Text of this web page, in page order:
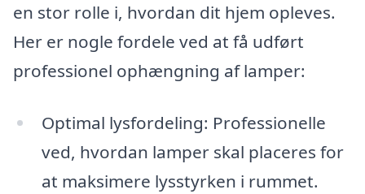
en stor rolle i, hvordan dit hjem opleves.
Her er nogle fordele ved at få udført
professionel ophængning af lamper:
Optimal lysfordeling: Professionelle
ved, hvordan lamper skal placeres for
at maksimere lysstyrken i rummet.